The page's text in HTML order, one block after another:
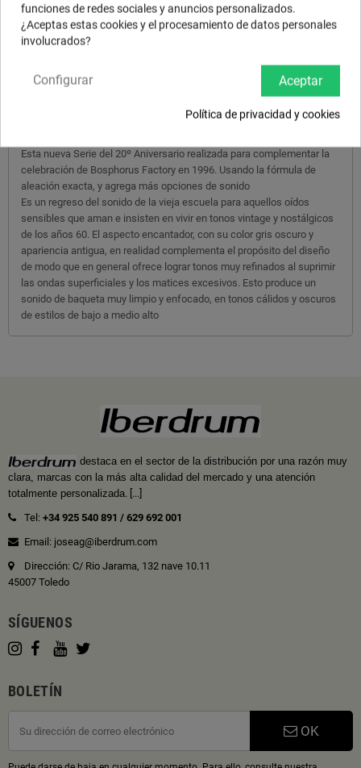
martilleado a mano, totalmente artesanales y cada uno de ellos con
Esta nueva Serie del 20º Aniversario realizada para complementar la
celebración de Bosphorus Factory en 1996. Usando la fórmula de
aleación exacta, y agrega más opciones de sonido
Es un regreso del sonido de la vieja escuela para aquellos oídos
sensibles que aman e insisten en vivir en tonos vintage y nostálgicos
de los años 60. El aspecto encantador, con su color gris oscuro y
apariencia antigua, en realidad complementa el propósito del diseño
de modo que en general ofrece lograr tonos muy refinados al suprimir
las ondas superficiales y los matices excesivos. Esto produce un
sonido de baqueta muy limpio y enfocado, en tonos cálidos y oscuros
de estilos de bajo a medio alto
destaca en el sector de la distribución por una razón muy
clara, marcas con la más alta calidad del mercado y una atención
totalmente personalizada. [...]
Tel: +34 925 540 891 / 629 692 001
Email: joseag@iberdrum.com
Dirección: C/ Rio Jarama, 132 nave 10.11
45007 Toledo
SÍGUENOS
BOLETÍN
OK
funciones de redes sociales y anuncios personalizados.
¿Aceptas estas cookies y el procesamiento de datos personales
involucrados?
Aceptar
Configurar
Política de privacidad y cookies